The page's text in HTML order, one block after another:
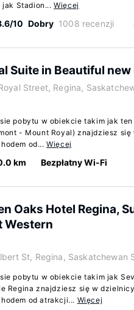
jak Stadion...Więcej
10 Dobry 1008 recenzji
Suite in Beautiful
Street, Regina,
pobytu w obiekcie takim jak
- Mount Royal) znajdziesz się
od...Więcej
km Bezpłatny Wi-Fi
Oaks Hotel Regina,
Western
St, Regina, Saskatchewan
pobytu w obiekcie takim jak
Regina znajdziesz się w
od atrakcji... Więcej